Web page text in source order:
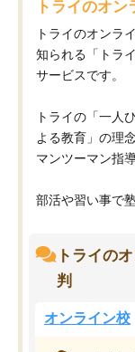
トライのオ
トライのオンラ
知られる「トラ
サービスです。
トライの「一人
よる教育」の理
マンツーマン指
部活や習い事で
トライの
判
オンライン校